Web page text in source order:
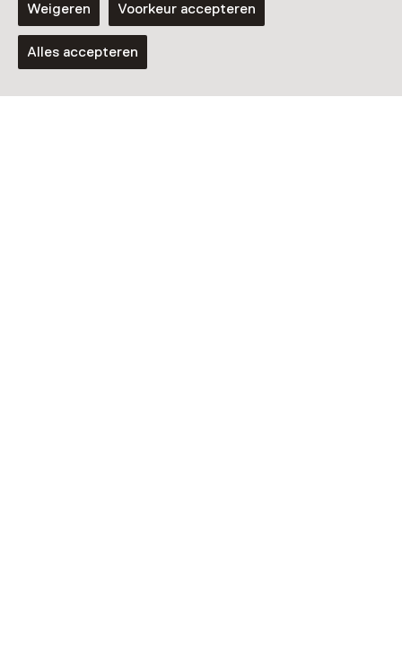
Weigeren Voorkeur accepteren
Alles accepteren
Vaste collectie
Toekomstmuseum GeoFort
Voor 5 t/m 18 jaar